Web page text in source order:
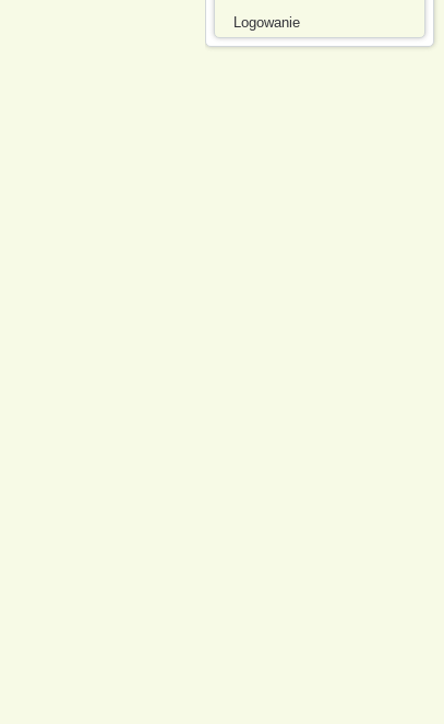
Logowanie